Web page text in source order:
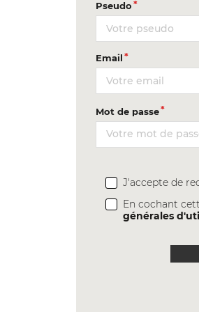
Pseudo
Email
Mot de passe
J'accepte de
En cochant
générales